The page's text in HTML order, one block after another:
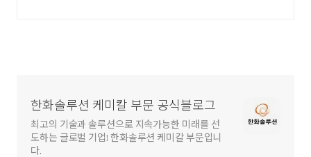
한화솔루션 케미칼 부문 공식블로그
최고의 기술과 솔루션으로 지속가능한 미래를 선
도하는 글로벌 기업! 한화솔루션 케미칼 부문입니
다.